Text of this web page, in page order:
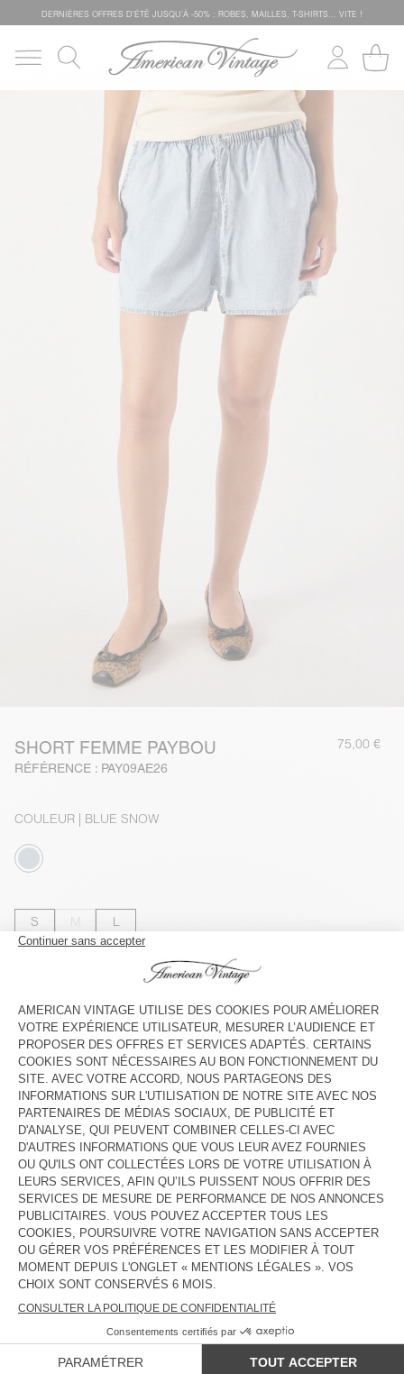
DERNIÈRES OFFRES D'ÉTÊ JUSQU'À -50% : ROBES, MAILLES, T-SHIRTS... VITE !
SHORT FEMME PAYBOU
RÉFÉRENCE : PAY09AE26
75,00 €
COULEUR | BLUE SNOW
S M L
Le mannequin mesure 175 cm et porte une taille S
Livraison estiméeentre le mercredi 12 août et le vendredi 14
août
AJOUTER AU PANIER
VOIR LA DISPONIBILITE EN MAGASIN
DESCRIPTION
TAILLE ET COUPE
COMPOSITION
ENTRETIEN
TRAÇABILITÉ
LIVRAISON ET RETOURS
DANS LA MÊME MATIÈRE